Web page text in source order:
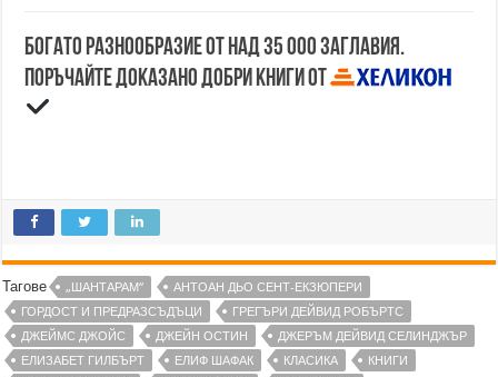
Богато разнообразие от над 35 000 заглавия.
Поръчайте доказано добри книги от
Тагове „ШАНТАРАМ“
АНТОАН ДЬО СЕНТ-ЕКЗЮПЕРИ
ГОРДОСТ И ПРЕДРАЗСЪДЪЦИ
ГРЕГЪРИ ДЕЙВИД РОБЪРТС
ДЖЕЙМС ДЖОЙС
ДЖЕЙН ОСТИН
ДЖЕРЪМ ДЕЙВИД СЕЛИНДЖЪР
ЕЛИЗАБЕТ ГИЛБЪРТ
ЕЛИФ ШАФАК КЛАСИКА
КНИГИ